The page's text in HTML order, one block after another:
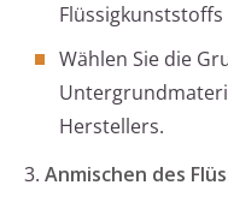
Wählen Sie die
Herstellers.
3. Anmischen des